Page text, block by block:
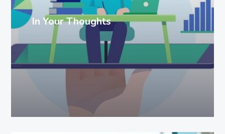
In Your Thoughts